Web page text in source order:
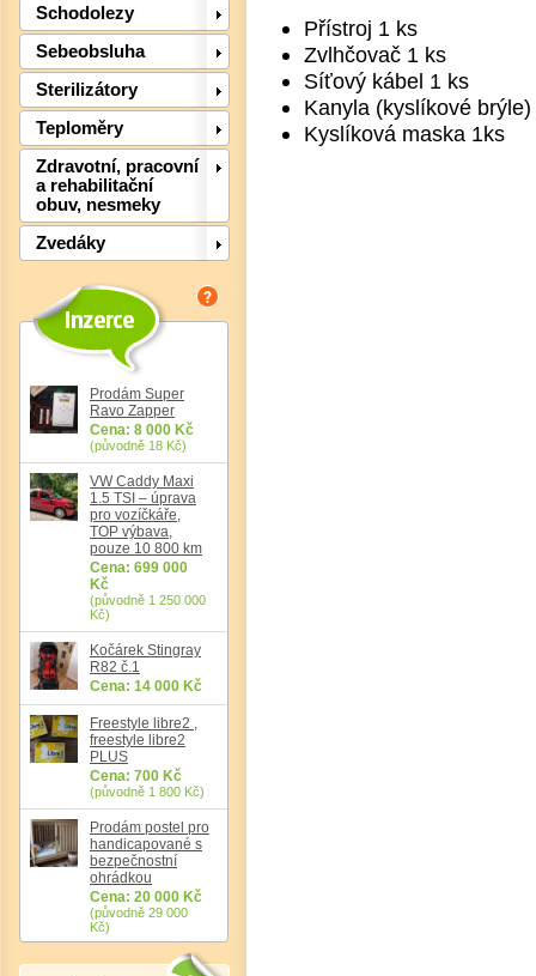
Schodolezy
Sebeobsluha
Sterilizátory
Teploměry
Zdravotní, pracovní
a rehabilitační
obuv, nesmeky
Zvedáky
Prodám Super
Ravo Zapper
Cena: 8 000 Kč
(původně 18 Kč)
VW Caddy Maxi
1.5 TSI – úprava
pro vozíčkáře,
TOP výbava,
pouze 10 800 km
Cena: 699 000
Kč
(původně 1 250 000
Kč)
Kočárek Stingray
R82 č.1
Cena: 14 000 Kč
Freestyle libre2 ,
freestyle libre2
PLUS
Cena: 700 Kč
(původně 1 800 Kč)
Prodám postel pro
handicapované s
bezpečnostní
ohrádkou
Cena: 20 000 Kč
(původně 29 000
Kč)
Přístroj 1 ks
Zvlhčovač 1 ks
Síťový kábel 1 ks
Kanyla (kyslíkové
Kyslíková maska 1ks